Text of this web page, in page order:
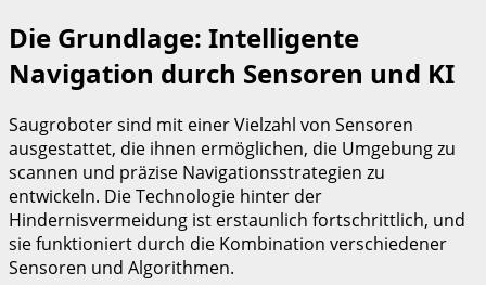
Die Grundlage: Intelligente
Navigation durch Sensoren und KI
Saugroboter sind mit einer Vielzahl von Sensoren
ausgestattet, die ihnen ermöglichen, die Umgebung zu
scannen und präzise Navigationsstrategien zu
entwickeln. Die Technologie hinter der
Hindernisvermeidung ist erstaunlich fortschrittlich, und
sie funktioniert durch die Kombination verschiedener
Sensoren und Algorithmen.